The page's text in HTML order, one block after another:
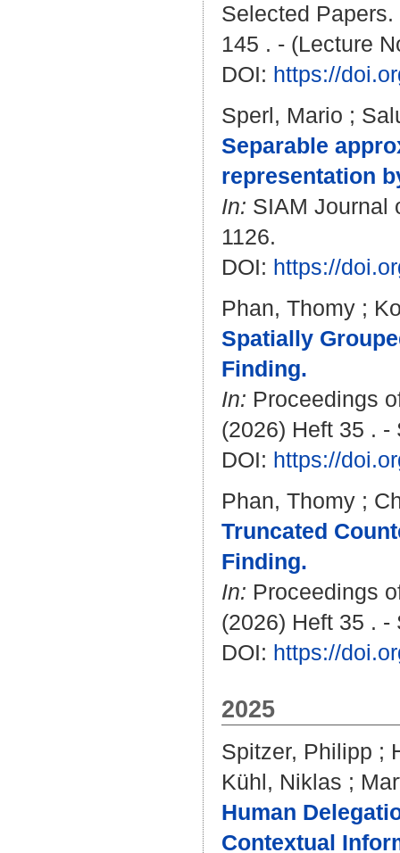
Selected
145 . - (Lecture
DOI: https://
Sperl, Mario ;
Separable
representation
In: SIAM Journal
1126.
DOI: https://
Phan, Thomy ;
Spatially
Finding.
In: Proceedings
(2026) Heft 35 . -
DOI: https://
Phan, Thomy ;
Truncated
Finding.
In: Proceedings
(2026) Heft 35 . -
DOI: https://
2025
Spitzer, Philipp ;
Kühl, Niklas ;
Human
Contextual